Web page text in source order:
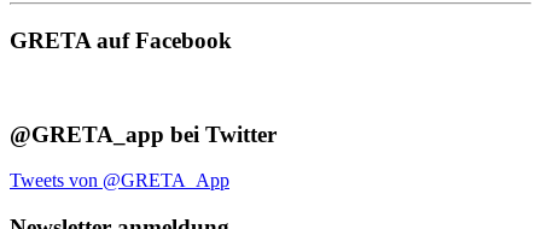
GRETA auf Facebook
@GRETA_app bei Twitter
Tweets von @GRETA_App